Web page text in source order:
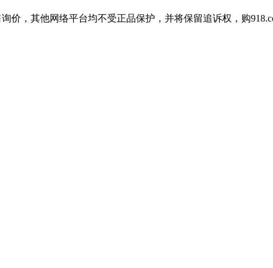
价，其他网络平台均不受正品保护，并将保留追诉权，购